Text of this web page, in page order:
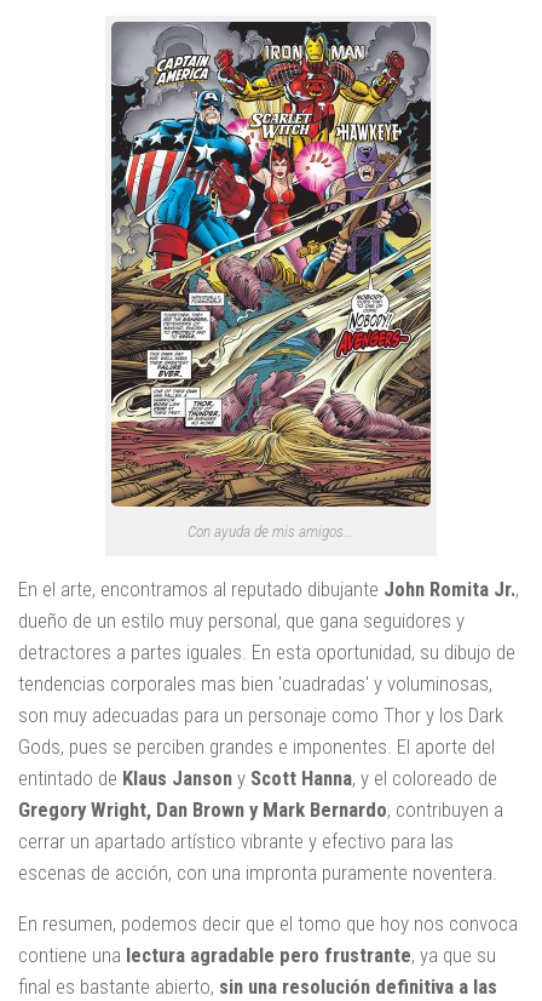
Con ayuda de mis amigos...
En el arte, encontramos al reputado dibujante John Romita Jr.,
dueño de un estilo muy personal, que gana seguidores y
detractores a partes iguales. En esta oportunidad, su dibujo de
tendencias corporales mas bien 'cuadradas' y voluminosas,
son muy adecuadas para un personaje como Thor y los Dark
Gods, pues se perciben grandes e imponentes. El aporte del
entintado de Klaus Janson y Scott Hanna, y el coloreado de
Gregory Wright, Dan Brown y Mark Bernardo, contribuyen a
cerrar un apartado artístico vibrante y efectivo para las
escenas de acción, con una impronta puramente noventera.
En resumen, podemos decir que el tomo que hoy nos convoca
contiene una lectura agradable pero frustrante, ya que su
final es bastante abierto, sin una resolución definitiva a las